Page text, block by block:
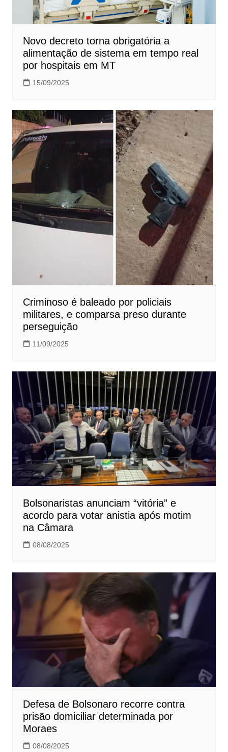
Novo decreto torna obrigatória a
alimentação de sistema em tempo real
por hospitais em MT
15/09/2025
Criminoso é baleado por policiais
militares, e comparsa preso durante
perseguição
11/09/2025
Bolsonaristas anunciam “vitória” e
acordo para votar anistia após motim
na Câmara
08/08/2025
Defesa de Bolsonaro recorre contra
prisão domiciliar determinada por
Moraes
08/08/2025